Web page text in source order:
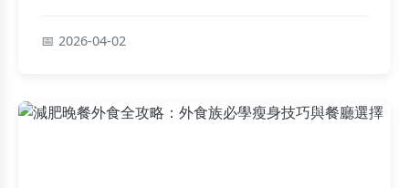
2026-04-02